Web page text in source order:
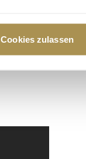
Präferenzen im
Cookies zulassen